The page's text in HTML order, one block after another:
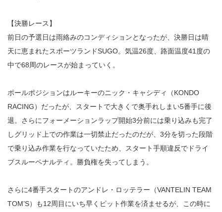
【決勝レース】
前日の予選日は雨絡みのコンディションとなったが、決勝日は晴
天に恵まれたスポーツランドSUGO。気温26度、路面温度41度の
中で68周のレースが始まっていく。
ポールポジションはルーキーのニック・キャシディ（KONDO
RACING）だったが、スタートで大きくで奥手れしまい5番手に後
退。さらにフォーメーションラップ開始3分前には乗り込みも完了
しグリッド上での作業は一切禁止だったのだが、3分を切った段階
で乗り込み作業を行なっていたため、スタート手順違反でドライ
ブスルーペナルティ。勝負権を失ってしまう。
さらに4番手スタートのアンドレ・ロッテラー（VANTELIN TEAM
TOM’S）も12周目にいち早くピット作業を済ませるが、この時に